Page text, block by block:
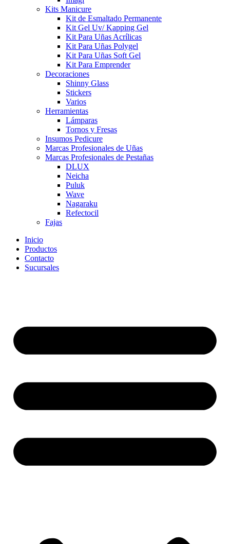
Kits Manicure
Kit de Esmaltado Permanente
Kit Gel Uv/ Kapping Gel
Kit Para Uñas Acrílicas
Kit Para Uñas Polygel
Kit Para Uñas Soft Gel
Kit Para Emprender
Decoraciones
Shinny Glass
Stickers
Varios
Herramientas
Lámparas
Tornos y Fresas
Insumos Pedicure
Marcas Profesionales de Uñas
Marcas Profesionales de Pestañas
DLUX
Neicha
Puluk
Wave
Nagaraku
Refectocil
Fajas
Inicio
Productos
Contacto
Sucursales